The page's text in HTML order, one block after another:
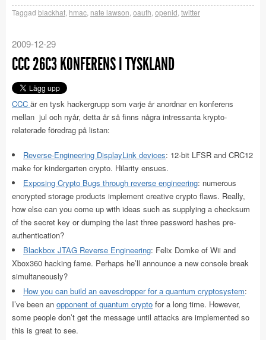
Taggad blackhat hmac nate lawson oauth openid twitter
2009-12-29
CCC 26C3 KONFERENS I TYSKLAND
CCC är en tysk hackergrupp som varje år anordnar en konferens
mellan jul och nyår, detta år så finns några intressanta krypto-
relaterade föredrag på listan:
Reverse-Engineering DisplayLink devices: 12-bit LFSR and CRC12
make for kindergarten crypto. Hilarity ensues.
Exposing Crypto Bugs through reverse engineering: numerous
encrypted storage products implement creative crypto flaws. Really,
how else can you come up with ideas such as supplying a checksum
of the secret key or dumping the last three password hashes pre-
authentication?
Blackbox JTAG Reverse Engineering: Felix Domke of Wii and
Xbox360 hacking fame. Perhaps he’ll announce a new console break
simultaneously?
How you can build an eavesdropper for a quantum cryptosystem:
I’ve been an opponent of quantum crypto for a long time. However,
some people don’t get the message until attacks are implemented so
this is great to see.